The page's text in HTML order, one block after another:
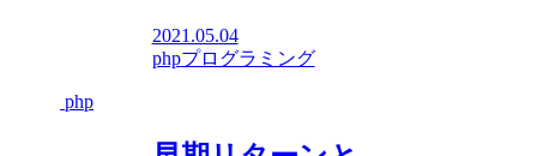
2021.05.04
phpプログラミング
php